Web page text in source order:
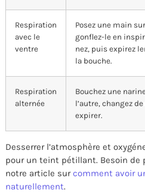
Respiration
avec le
ventre
Posez une main
gonflez-le en
nez, puis expirez
la bouche.
Respiration
alternée
Bouchez une
l’autre, changez
expirer.
Desserrer l’atmosphère et
pour un teint pétillant. Besoin de
notre article surcomment avoir
naturellement.